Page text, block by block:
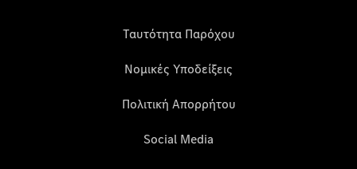
Ταυτότητα Παρόχου
Νομικές Υποδείξεις
Πολιτική Απορρήτου
Social Media